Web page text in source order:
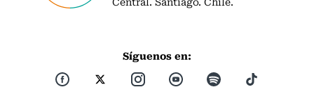
Síguenos en: